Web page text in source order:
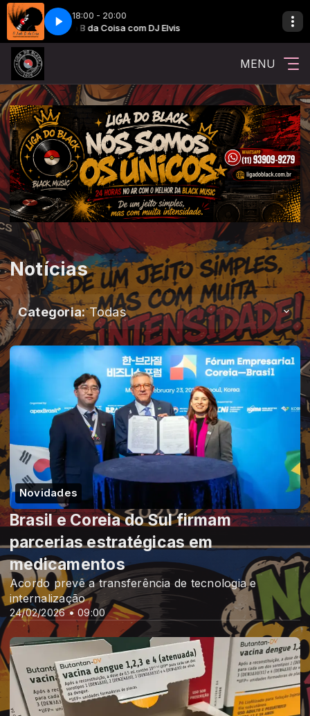
18:00 - 20:00
O Lado B da Coisa com DJ Elvis O Lado B da Coisa
MENU
Notícias
Categoria: Todas
Novidades
24/02/2026 • 09:00
Brasil e Coreia do Sul firmam
parcerias estratégicas em
medicamentos
Acordo prevê a transferência de tecnologia e
internalização